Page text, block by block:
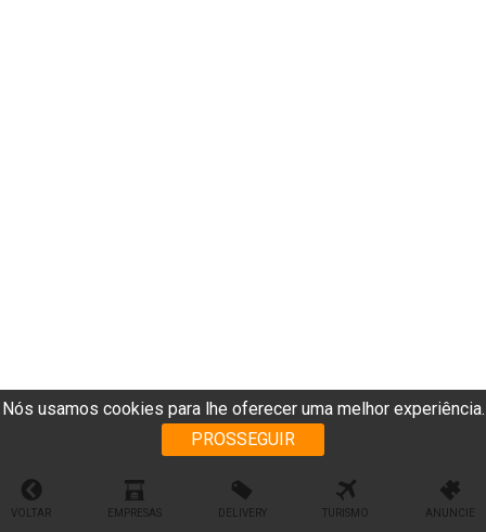
Nós usamos cookies para lhe oferecer uma melhor experiência.
PROSSEGUIR
VOLTAR EMPRESAS DELIVERY TURISMO ANUNCIE